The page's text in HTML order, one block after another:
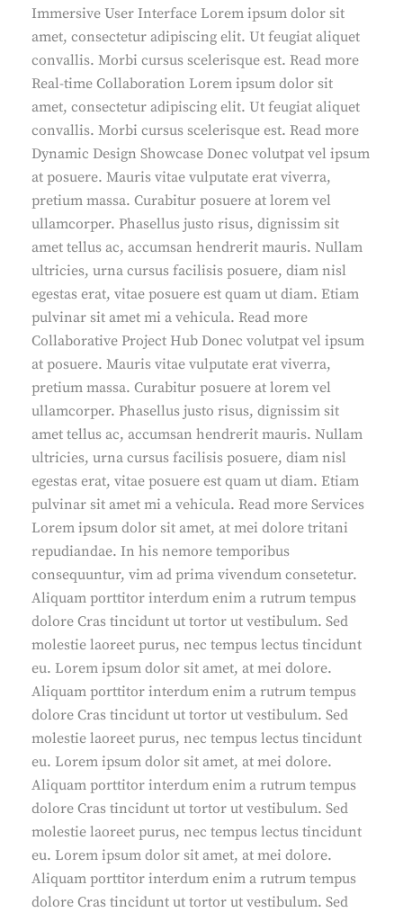
Immersive User Interface Lorem ipsum dolor sit
amet, consectetur adipiscing elit. Ut feugiat aliquet
convallis. Morbi cursus scelerisque est. Read more
Real-time Collaboration Lorem ipsum dolor sit
amet, consectetur adipiscing elit. Ut feugiat aliquet
convallis. Morbi cursus scelerisque est. Read more
Dynamic Design Showcase Donec volutpat vel ipsum
at posuere. Mauris vitae vulputate erat viverra,
pretium massa. Curabitur posuere at lorem vel
ullamcorper. Phasellus justo risus, dignissim sit
amet tellus ac, accumsan hendrerit mauris. Nullam
ultricies, urna cursus facilisis posuere, diam nisl
egestas erat, vitae posuere est quam ut diam. Etiam
pulvinar sit amet mi a vehicula. Read more
Collaborative Project Hub Donec volutpat vel ipsum
at posuere. Mauris vitae vulputate erat viverra,
pretium massa. Curabitur posuere at lorem vel
ullamcorper. Phasellus justo risus, dignissim sit
amet tellus ac, accumsan hendrerit mauris. Nullam
ultricies, urna cursus facilisis posuere, diam nisl
egestas erat, vitae posuere est quam ut diam. Etiam
pulvinar sit amet mi a vehicula. Read more Services
Lorem ipsum dolor sit amet, at mei dolore tritani
repudiandae. In his nemore temporibus
consequuntur, vim ad prima vivendum consetetur.
Aliquam porttitor interdum enim a rutrum tempus
dolore Cras tincidunt ut tortor ut vestibulum. Sed
molestie laoreet purus, nec tempus lectus tincidunt
eu. Lorem ipsum dolor sit amet, at mei dolore.
Aliquam porttitor interdum enim a rutrum tempus
dolore Cras tincidunt ut tortor ut vestibulum. Sed
molestie laoreet purus, nec tempus lectus tincidunt
eu. Lorem ipsum dolor sit amet, at mei dolore.
Aliquam porttitor interdum enim a rutrum tempus
dolore Cras tincidunt ut tortor ut vestibulum. Sed
molestie laoreet purus, nec tempus lectus tincidunt
eu. Lorem ipsum dolor sit amet, at mei dolore.
Aliquam porttitor interdum enim a rutrum tempus
dolore Cras tincidunt ut tortor ut vestibulum. Sed